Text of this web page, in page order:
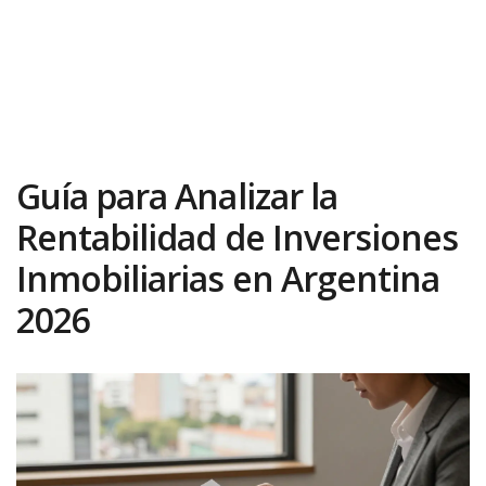
Guía para Analizar la
Rentabilidad de Inversiones
Inmobiliarias en Argentina
2026